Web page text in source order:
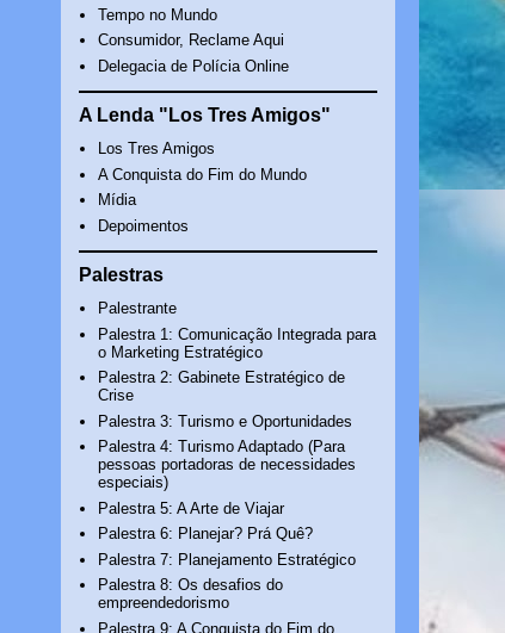
Tempo no Mundo
Consumidor, Reclame Aqui
Delegacia de Polícia Online
A Lenda "Los Tres Amigos"
Los Tres Amigos
A Conquista do Fim do Mundo
Mídia
Depoimentos
Palestras
Palestrante
Palestra 1: Comunicação Integrada para
o Marketing Estratégico
Palestra 2: Gabinete Estratégico de
Crise
Palestra 3: Turismo e Oportunidades
Palestra 4: Turismo Adaptado (Para
pessoas portadoras de necessidades
especiais)
Palestra 5: A Arte de Viajar
Palestra 6: Planejar? Prá Quê?
Palestra 7: Planejamento Estratégico
Palestra 8: Os desafios do
empreendedorismo
Palestra 9: A Conquista do Fim do